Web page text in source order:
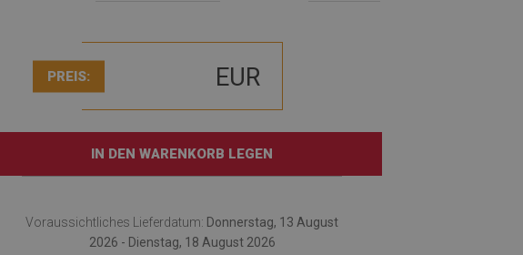
PREIS: EUR
IN DEN WARENKORB LEGEN
Voraussichtliches Lieferdatum: Donnerstag, 13 August
2026 - Dienstag, 18 August 2026